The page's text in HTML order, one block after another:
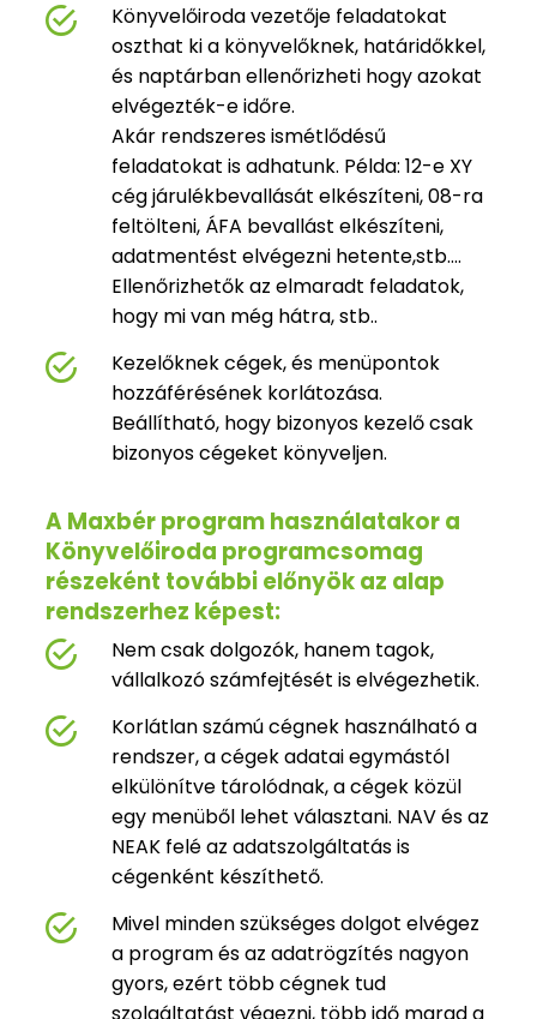
Könyvelőiroda vezetője feladatokat
oszthat ki a könyvelőknek, határidőkkel,
és naptárban ellenőrizheti hogy azokat
elvégezték-e időre.
Akár rendszeres ismétlődésű
feladatokat is adhatunk. Példa: 12-e XY
cég járulékbevallását elkészíteni, 08-ra
feltölteni, ÁFA bevallást elkészíteni,
adatmentést elvégezni hetente,stb....
Ellenőrizhetők az elmaradt feladatok,
hogy mi van még hátra, stb..
Kezelőknek cégek, és menüpontok
hozzáférésének korlátozása.
Beállítható, hogy bizonyos kezelő csak
bizonyos cégeket könyveljen.
A Maxbér program használatakor a
Könyvelőiroda programcsomag
részeként további előnyök az alap
rendszerhez képest:
Nem csak dolgozók, hanem tagok,
vállalkozó számfejtését is elvégezhetik.
Korlátlan számú cégnek használható a
rendszer, a cégek adatai egymástól
elkülönítve tárolódnak, a cégek közül
egy menüből lehet választani. NAV és az
NEAK felé az adatszolgáltatás is
cégenként készíthető.
Mivel minden szükséges dolgot elvégez
a program és az adatrögzítés nagyon
gyors, ezért több cégnek tud
szolgáltatást végezni, több idő marad a